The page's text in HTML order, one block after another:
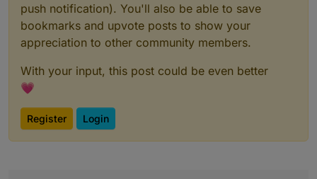
push notification). You'll also be able to save
bookmarks and upvote posts to show your
appreciation to other community members.
With your input, this post could be even better
💗
Register Login